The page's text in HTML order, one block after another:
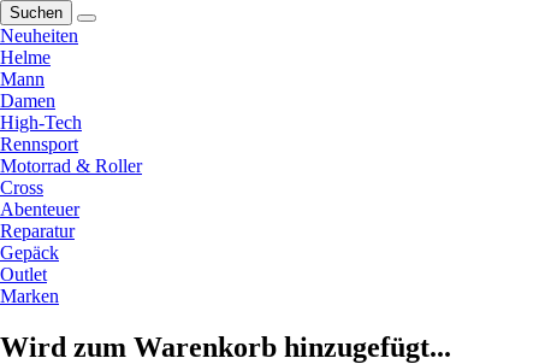
Suchen
Neuheiten
Helme
Mann
Damen
High-Tech
Rennsport
Motorrad & Roller
Cross
Abenteuer
Reparatur
Gepäck
Outlet
Marken
Wird zum Warenkorb hinzugefügt...